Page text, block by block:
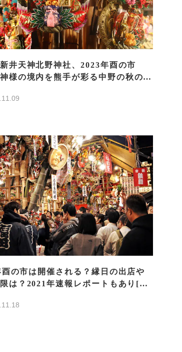
井天神北野神社、2023年酉の市
様の境内を熊手が彩る中野の秋の風
の市は開催される？縁日の出店や
は？2021年速報レポートもあり[最